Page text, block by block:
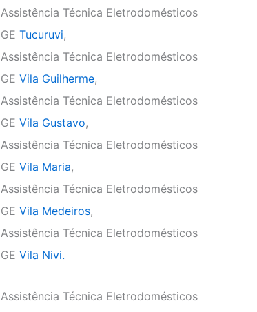
Assistência Técnica Eletrodomésticos
GE Tucuruvi,
Assistência Técnica Eletrodomésticos
GE Vila Guilherme,
Assistência Técnica Eletrodomésticos
GE Vila Gustavo,
Assistência Técnica Eletrodomésticos
GE Vila Maria,
Assistência Técnica Eletrodomésticos
GE Vila Medeiros,
Assistência Técnica Eletrodomésticos
GE Vila Nivi.
Assistência Técnica Eletrodomésticos